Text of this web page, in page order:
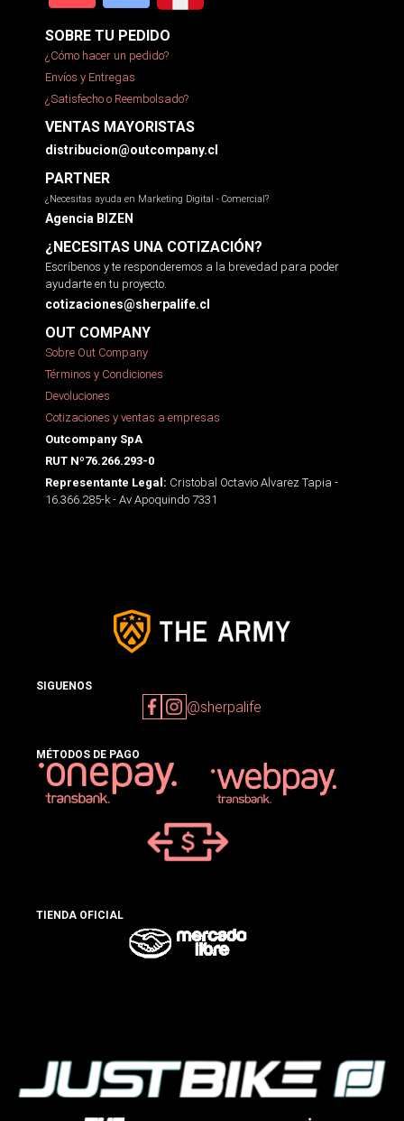
SOBRE TU PEDIDO
¿Cómo hacer un pedido?
Envíos y Entregas
¿Satisfecho o Reembolsado?
VENTAS MAYORISTAS
distribucion@outcompany.cl
PARTNER
¿Necesitas ayuda en Marketing Digital - Comercial?
Agencia BIZEN
¿NECESITAS UNA COTIZACIÓN?
Escríbenos y te responderemos a la brevedad para poder
ayudarte en tu proyecto.
cotizaciones@sherpalife.cl
OUT COMPANY
Sobre Out Company
Términos y Condiciones
Devoluciones
Cotizaciones y ventas a empresas
Outcompany SpA
RUT Nº76.266.293-0
Representante Legal: Cristobal Octavio Alvarez Tapia -
16.366.285-k - Av Apoquindo 7331
SIGUENOS
@sherpalife
MÉTODOS DE PAGO
TIENDA OFICIAL